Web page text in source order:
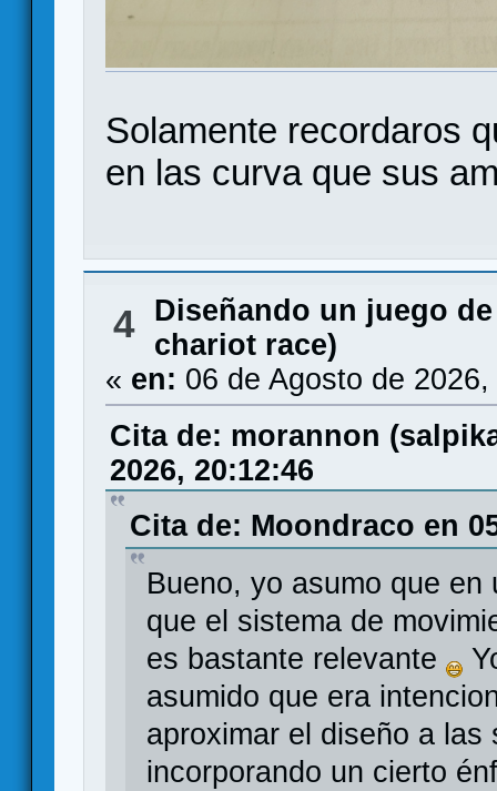
Solamente recordaros
en las curva que sus
4
Diseñando un juego
chariot race)
« en: 06 de Agosto de
Cita de: morannon
2026, 20:12:46
Cita de: Moondraco en
Bueno, yo asumo que
que el sistema de
es bastante relevante
asumido que era
aproximar el diseño a
incorporando un cierto